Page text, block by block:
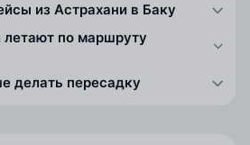
из Астрахани в Баку
по маршруту
делать пересадку